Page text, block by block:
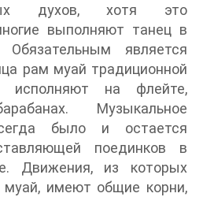
духов, хотя это
выполняют танец в
является
рам муай традиционной
исполняют на флейте,
Музыкальное
было и остается
поединков в
Движения, из которых
муай, имеют общие корни,